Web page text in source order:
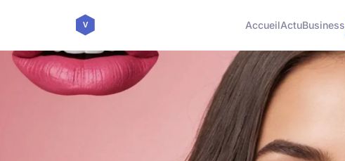
AccueilActuBusiness